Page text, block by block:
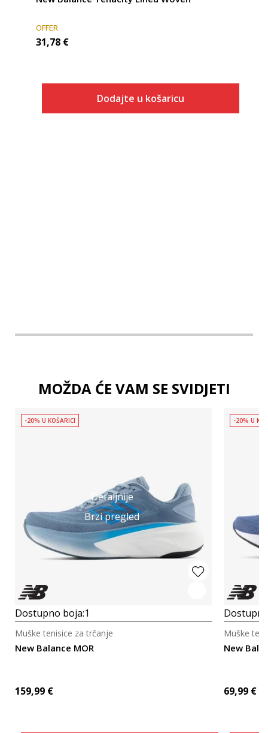
OFFER
31,78 €
Dodajte u košaricu
MOŽDA ĆE VAM SE SVIDJETI
Detaljnije
Brzi pregled
-20% U KOŠARICI
Dostupno boja:1
New Balance MOR
Muške tenisice za trčanje
159,99 €
-20% U
New
Muške
69,99 €